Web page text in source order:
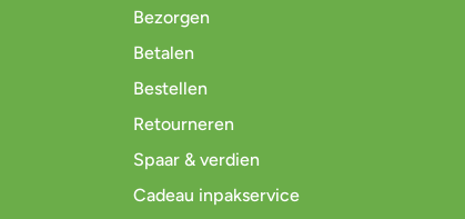
Bezorgen
Betalen
Bestellen
Retourneren
Spaar & verdien
Cadeau inpakservice